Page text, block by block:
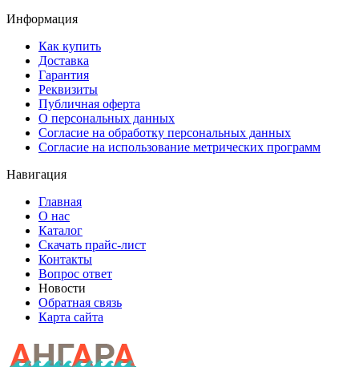
Информация
Как купить
Доставка
Гарантия
Реквизиты
Публичная оферта
О персональных данных
Согласие на обработку персональных данных
Согласие на использование метрических программ
Навигация
Главная
О нас
Каталог
Скачать прайс-лист
Контакты
Вопрос ответ
Новости
Обратная связь
Карта сайта